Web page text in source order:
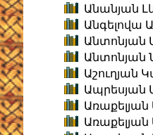
Անանյան
Անգելովա
Անտոնյան
Անտոնյան
Աշուղյան
Առաքելյան